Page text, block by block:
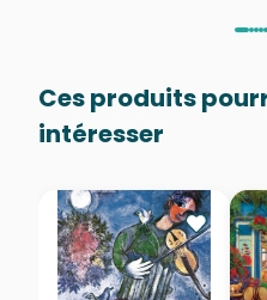
Ces produits
intéresser